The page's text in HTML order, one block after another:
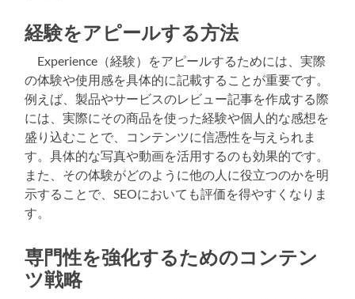
経験をアピールする方法
Experience（経験）をアピールするためには、実際
の体験や使用感を具体的に記載することが重要です。
例えば、製品やサービスのレビュー記事を作成する際
には、実際にその商品を使った経験や個人的な感想を
盛り込むことで、コンテンツに信憑性を与えられま
す。具体的な写真や動画を活用するのも効果的です。
また、その体験がどのように他の人に役立つのかを明
示することで、SEOにおいても評価を得やすくなりま
す。
専門性を強化するためのコンテン
ツ戦略